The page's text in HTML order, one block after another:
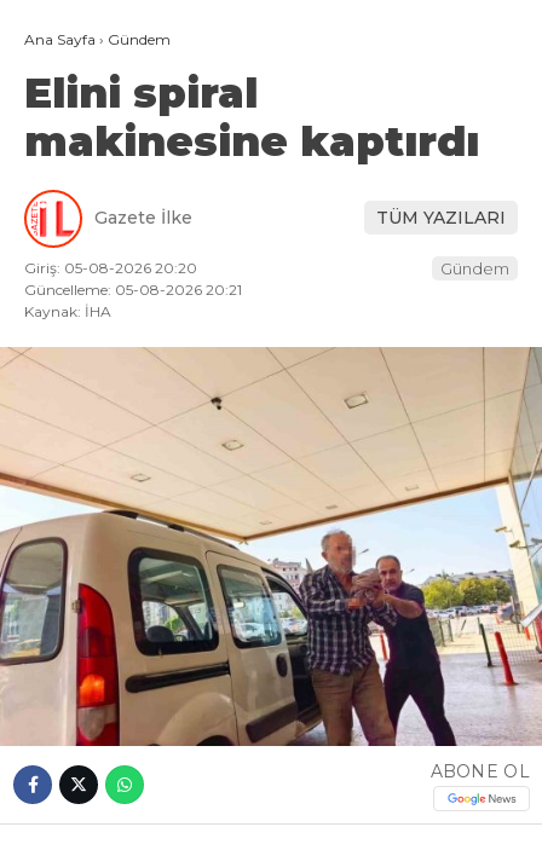
Ana Sayfa › Gündem
Elini spiral
makinesine kaptırdı
Gazete İlke TÜM YAZILARI
Giriş: 05-08-2026 20:20
Güncelleme: 05-08-2026 20:21
Kaynak: İHA
Gündem
ABONE OL